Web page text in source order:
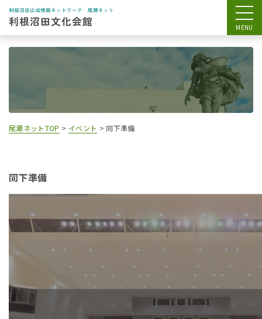
尾瀬ネットTOP > イベント > 同下準備
同下準備